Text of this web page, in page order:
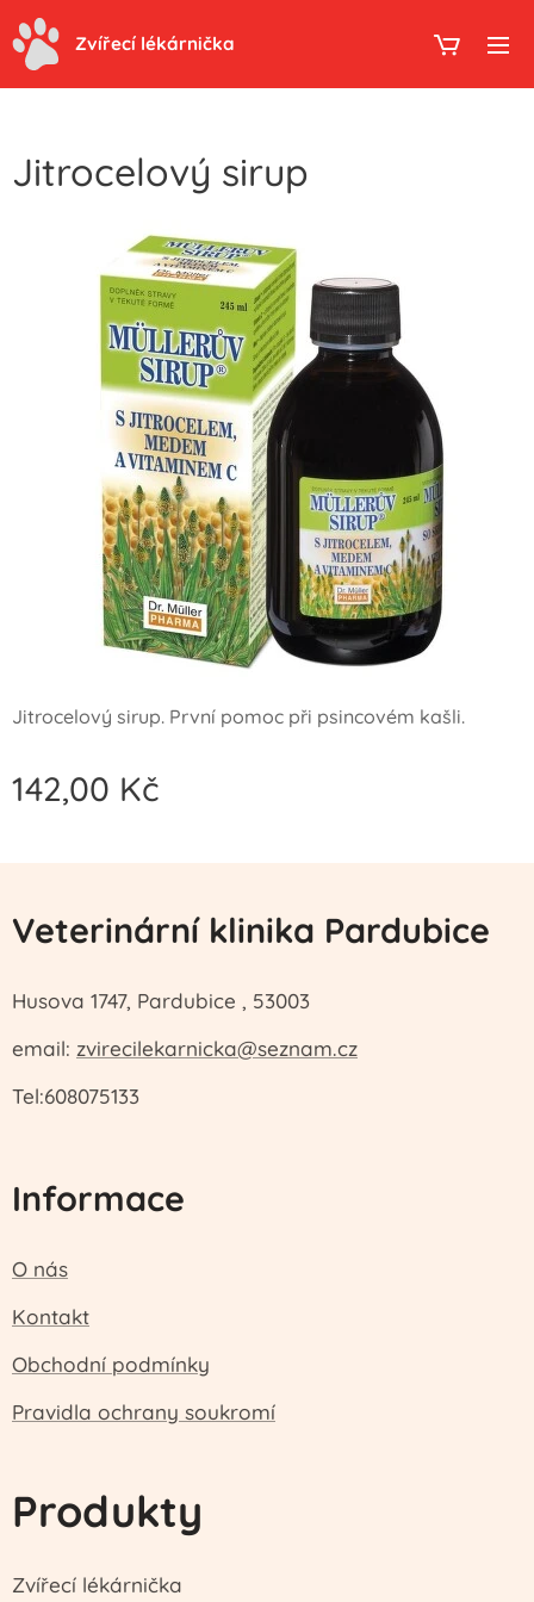
Zvířecí lékárnička
Jitrocelový sirup
Jitrocelový sirup. První pomoc při psincovém kašli.
142,00 Kč
Veterinární klinika Pardubice
Husova 1747, Pardubice , 53003
email: zvirecilekarnicka@seznam.cz
Tel:608075133
Informace
O nás
Kontakt
Obchodní podmínky
Pravidla ochrany soukromí
Produkty
Zvířecí lékárnička